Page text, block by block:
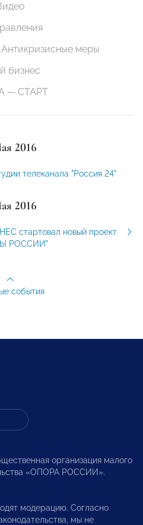
меры
бизнес
— СТАРТ
2016
телеканала "Россия 24"
2016
стартовал новый проект
РОССИИ"
события
организация малого
«ОПОРА РОССИИ».
модерацию. Согласно
мы не